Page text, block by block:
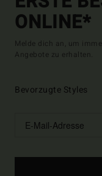
ONLINE*
Melde dich an, um
Angebote zu erhalten.
Bevorzugte Styles